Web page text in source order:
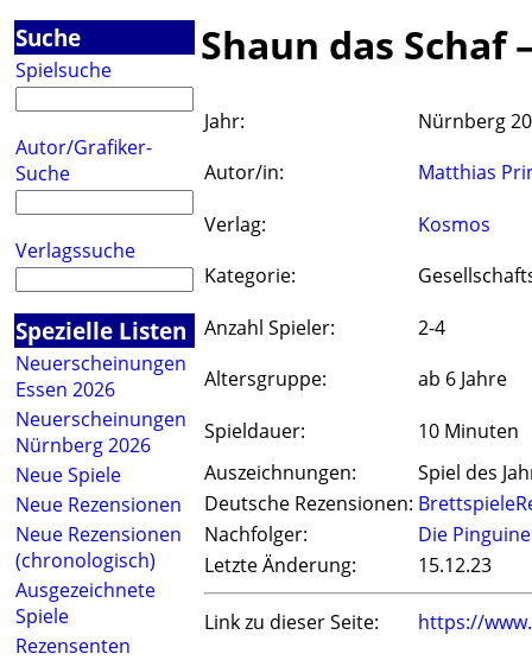
Suche
Spielsuche
Autor/Grafiker-
Suche
Verlagssuche
Spezielle Listen
Neuerscheinungen
Essen 2026
Neuerscheinungen
Nürnberg 2026
Neue Spiele
Neue Rezensionen
Neue Rezensionen
(chronologisch)
Ausgezeichnete
Spiele
Rezensenten
Shaun das Schaf
Jahr:
Nürnberg
Autor/in:
Matthias
Verlag:
Kosmos
Kategorie:
Anzahl Spieler:
2-4
Altersgruppe:
ab 6 Jahre
Spieldauer:
10 Minuten
Auszeichnungen:
Spiel des
Deutsche Rezensionen:
Nachfolger:
Die
Letzte Änderung:
15.12.23
Link zu dieser Seite: https://